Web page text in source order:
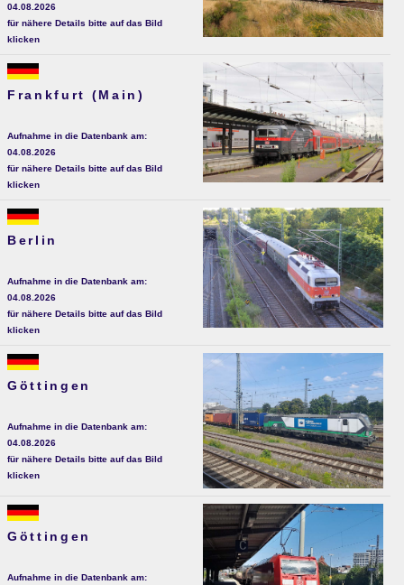
04.08.2026
für nähere Details bitte auf das Bild
klicken
Frankfurt (Main)
Aufnahme in die Datenbank am:
04.08.2026
für nähere Details bitte auf das Bild
klicken
Berlin
Aufnahme in die Datenbank am:
04.08.2026
für nähere Details bitte auf das Bild
klicken
Göttingen
Aufnahme in die Datenbank am:
04.08.2026
für nähere Details bitte auf das Bild
klicken
Göttingen
Aufnahme in die Datenbank am: